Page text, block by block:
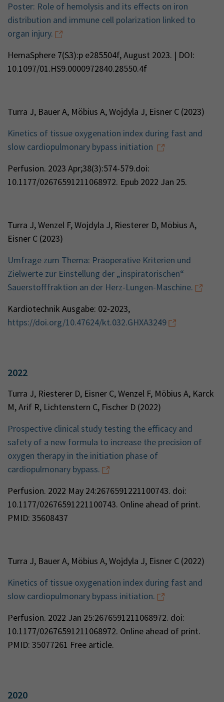
Poster: Role of hemolysis and its effects on iron
distribution and immune cell polarization linked to
organ injury.
HemaSphere 7(S3):p e285504f, August 2023. | DOI:
10.1097/01.HS9.0000972840.28550.4f
Turra J, Bauer A, Möbius A, Wojdyla J, Eisner C (2023)
Kinetics of tissue oxygenation index during fast and
slow cardiopulmonary bypass initiation
Perfusion. 2023 Apr;38(3):574-579.doi:
10.1177/02676591211068972. Epub 2022 Jan 25.
Turra J, Wenzel F, Wojdyla J, Riesterer D, Möbius A,
Eisner C (2023)
Umfrage zum Thema: Präoperative Kriterien und
Zielwerte zur Einstellung der „inspiratorischen“
Sauerstofffraktion an der Herz-Lungen-Maschine.
Kardiotechnik Ausgabe: 02-2023,
https://doi.org/10.47624/kt.032.GHXA3249
2022
Turra J, Riesterer D, Eisner C, Wenzel F, Möbius A, Karck
M, Arif R, Lichtenstern C, Fischer D (2022)
Prospective clinical study testing the efficacy and
safety of a new formula to increase the precision of
oxygen therapy in the initiation phase of
cardiopulmonary bypass.
Perfusion. 2022 May 24:2676591221100743. doi:
10.1177/02676591221100743. Online ahead of print.
PMID: 35608437
Turra J, Bauer A, Möbius A, Wojdyla J, Eisner C (2022)
Kinetics of tissue oxygenation index during fast and
slow cardiopulmonary bypass initiation.
Perfusion. 2022 Jan 25:2676591211068972. doi:
10.1177/02676591211068972. Online ahead of print.
PMID: 35077261 Free article.
2020